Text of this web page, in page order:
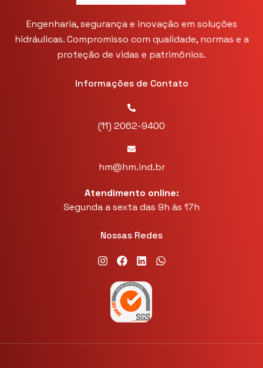
Engenharia, segurança e inovação em soluções
hidráulicas. Compromisso com qualidade, normas e a
proteção de vidas e patrimônios.
Informações de Contato
(11) 2062-9400
hm@hm.ind.br
Atendimento online:
Segunda a sexta das 9h às 17h
Nossas Redes